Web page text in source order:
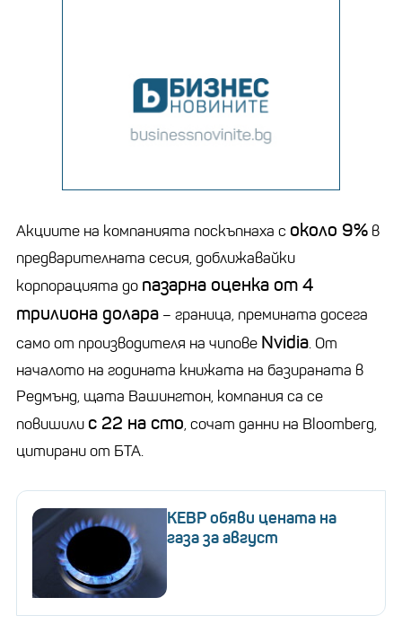
Акциите на компанията поскъпнаха с около 9% в
предварителната сесия, доближавайки
корпорацията до пазарна оценка от 4
трилиона долара – граница, премината досега
само от производителя на чипове Nvidia. От
началото на годината книжата на базираната в
Редмънд, щата Вашингтон, компания са се
повишилис 22 на сто, сочат данни на Bloomberg,
цитирани от БТА.
КЕВР обяви цената на
газа за август